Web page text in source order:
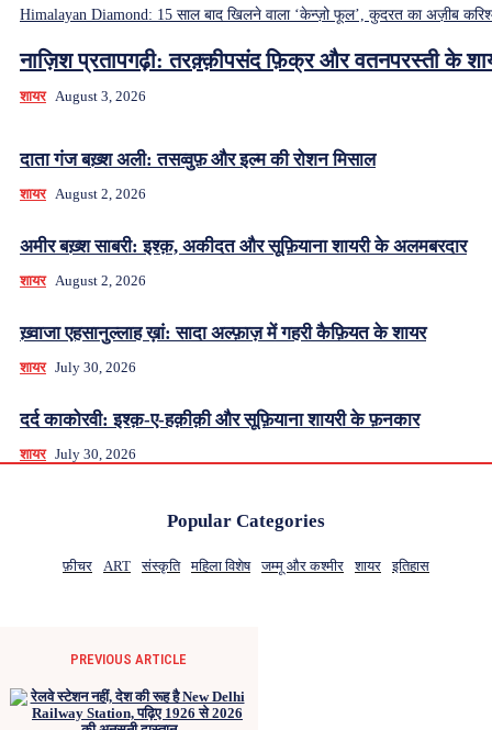
Himalayan Diamond: 15 साल बाद खिलने वाला ‘केन्ज़ो फूल’, कुदरत का अज़ीब
नाज़िश प्रतापगढ़ी: तरक़्क़ीपसंद फ़िक्र और वतनपरस्ती के
शायर August 3, 2026
दाता गंज बख़्श अली: तसव्वुफ़ और इल्म की रोशन मिसाल
शायर August 2, 2026
अमीर बख़्श साबरी: इश्क़, अकीदत और सूफ़ियाना शायरी के अलमबरदार
शायर August 2, 2026
ख़्वाजा एहसानुल्लाह ख़ां: सादा अल्फ़ाज़ में गहरी कैफ़ियत के शायर
शायर July 30, 2026
दर्द काकोरवी: इश्क़-ए-हक़ीक़ी और सूफ़ियाना शायरी के फ़नकार
शायर July 30, 2026
Popular Categories
फ़ीचर ART संस्कृति महिला विशेष जम्मू और कश्मीर शायर इतिहास
PREVIOUS ARTICLE